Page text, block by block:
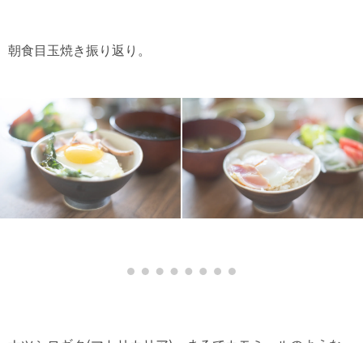
朝食目玉焼き振り返り。